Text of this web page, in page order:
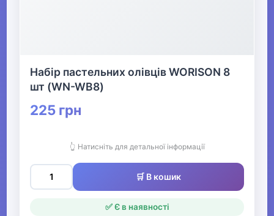
Набір пастельних олівців WORISON 8
шт (WN-WB8)
225 грн
👆 Натисніть для детальної інформації
🛒 В кошик
✅ Є в наявності